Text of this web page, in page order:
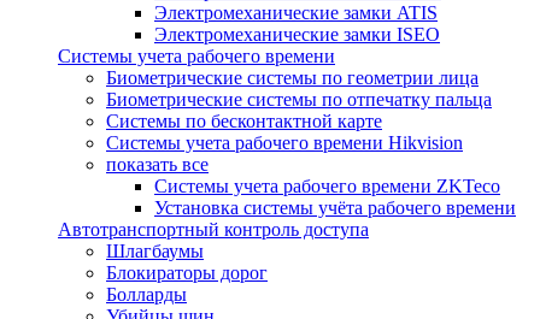
Электромеханические замки ATIS
Электромеханические замки ISEO
Системы учета рабочего времени
Биометрические системы по геометрии лица
Биометрические системы по отпечатку пальца
Системы по бесконтактной карте
Системы учета рабочего времени Hikvision
показать все
Системы учета рабочего времени ZKTeco
Установка системы учёта рабочего времени
Автотранспортный контроль доступа
Шлагбаумы
Блокираторы дорог
Болларды